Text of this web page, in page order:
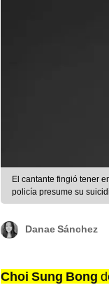
El cantante fingió tener
policía presume su
Danae Sánchez
Choi Sung Bong